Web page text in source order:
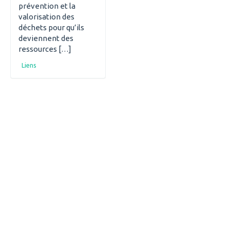
prévention et la
valorisation des
déchets pour qu’ils
deviennent des
ressources […]
Liens